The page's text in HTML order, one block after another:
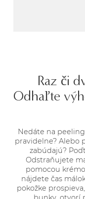
Raz či
Odhaľte
Nedáte na
pravidelne? Alebo
zabúdajú?
Odstraňujete
pomocou
nájdete čas
pokožke